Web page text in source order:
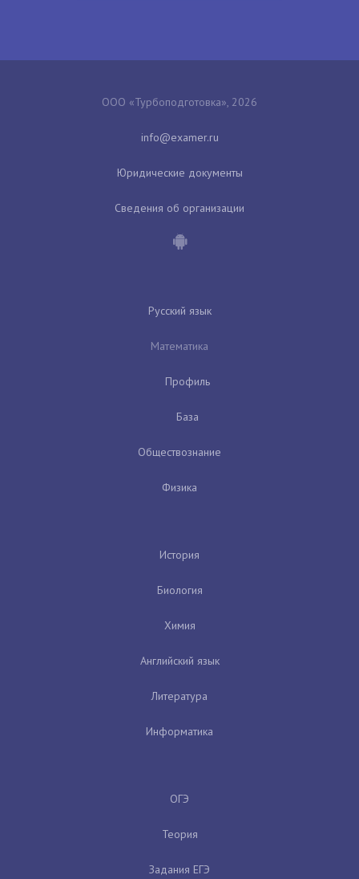
ООО «Турбоподготовка», 2026
Юридические документы
Сведения об организации
Русский язык
Математика
Профиль
База
Обществознание
Физика
История
Биология
Химия
Английский язык
Литература
Информатика
ОГЭ
Теория
Задания ЕГЭ